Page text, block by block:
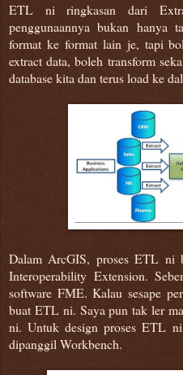
ETL ni ringkasan dari
penggunaannya bukan hanya
format ke format lain je, tapi
extract data, boleh transform
database kita dan terus load ke
Dalam ArcGIS, proses ETL ni
Interoperability Extension.
software FME. Kalau sesape
buat ETL ni. Saya pun tak ler
ni. Untuk design proses ETL
dipanggil Workbench.